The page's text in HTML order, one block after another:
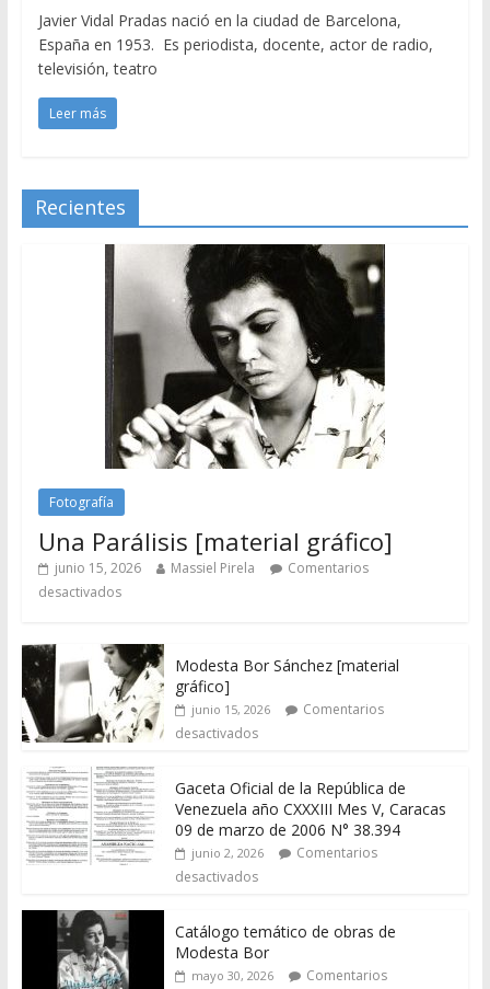
Javier Vidal Pradas nació en la ciudad de Barcelona,
España en 1953. Es periodista, docente, actor de radio,
televisión, teatro
Leer más
Recientes
Fotografía
Una Parálisis [material gráfico]
junio 15, 2026 Massiel Pirela
Comentarios
desactivados
Modesta Bor Sánchez [material
gráfico]
junio 15, 2026
Comentarios
desactivados
Gaceta Oficial de la República de
Venezuela año CXXXIII Mes V, Caracas
09 de marzo de 2006 N° 38.394
junio 2, 2026
Comentarios
desactivados
Catálogo temático de obras de
Modesta Bor
mayo 30, 2026
Comentarios